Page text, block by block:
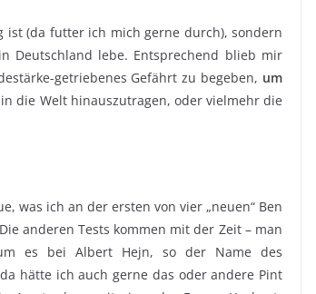
ist (da futter ich mich gerne durch), sondern
Deutschland lebe. Entsprechend blieb mir
getriebenes Gefährt zu begeben, um
die Welt hinauszutragen, oder vielmehr die
was ich an der ersten von vier „neuen“ Ben
anderen Tests kommen mit der Zeit – man
es bei Albert Hejn, so der Name des
hätte ich auch gerne das oder andere Pint